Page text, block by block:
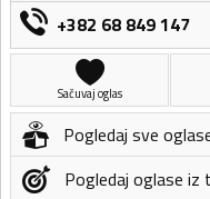
+382 68 849 147
Sačuvaj oglas
Pogledaj sve
Pogledaj oglase iz